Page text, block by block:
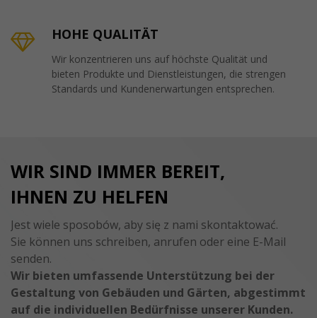
HOHE QUALITÄT
Wir konzentrieren uns auf höchste Qualität und
bieten Produkte und Dienstleistungen, die strengen
Standards und Kundenerwartungen entsprechen.
WIR SIND IMMER BEREIT,
IHNEN ZU HELFEN
Jest wiele sposobów, aby się z nami skontaktować.
Sie können uns schreiben, anrufen oder eine E-Mail
senden.
Wir bieten umfassende Unterstützung bei der
Gestaltung von Gebäuden und Gärten, abgestimmt
auf die individuellen Bedürfnisse unserer Kunden.